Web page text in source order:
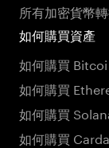
所有加密貨幣
如何購買資產
如何購買
如何購買
如何購買
如何購買